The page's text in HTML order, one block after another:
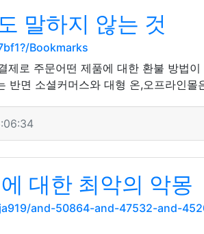
말하지 않는 것
Bookmarks
제로 주문어떤 제품에 대한 환불 방법
반면 소셜커머스와 대형 온,오프라인
대한 최악의 악몽
and-50864-and-47532-and-